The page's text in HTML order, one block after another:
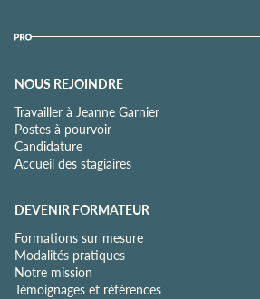
NOUS REJOINDRE
Travailler à Jeanne Garnier
Postes à pourvoir
Candidature
Accueil des stagiaires
DEVENIR FORMATEUR
Formations sur mesure
Modalités pratiques
Notre mission
Témoignages et références